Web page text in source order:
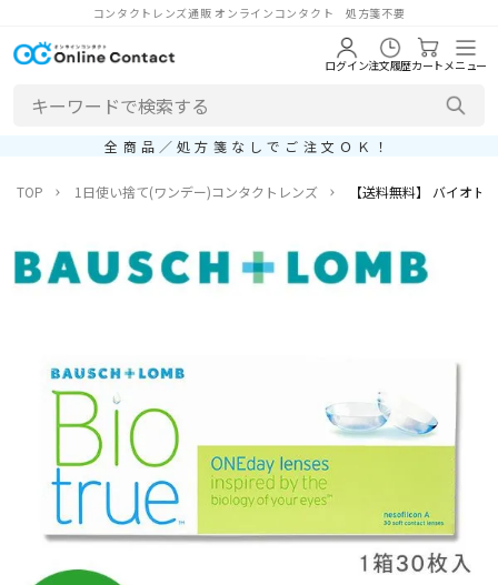
コンタクトレンズ通販 オンラインコンタクト 処方箋不要
ログイン注文履歴カートメニュー
全商品／処方箋なしでご注文ＯＫ！
TOP 1日使い捨て(ワンデー)コンタクトレンズ 【送料無料】 バイオト